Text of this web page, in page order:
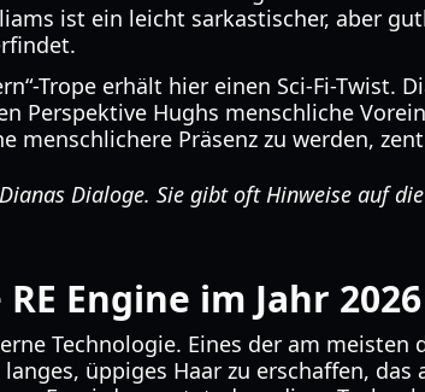
ist ein leicht sarkastischer, aber
Trope erhält hier einen Sci-Fi-Twist.
Perspektive Hughs menschliche
menschlichere Präsenz zu werden,
Dialoge. Sie gibt oft Hinweise auf
Engine im Jahr 2026
Technologie. Eines der am
üppiges Haar zu erschaffen,